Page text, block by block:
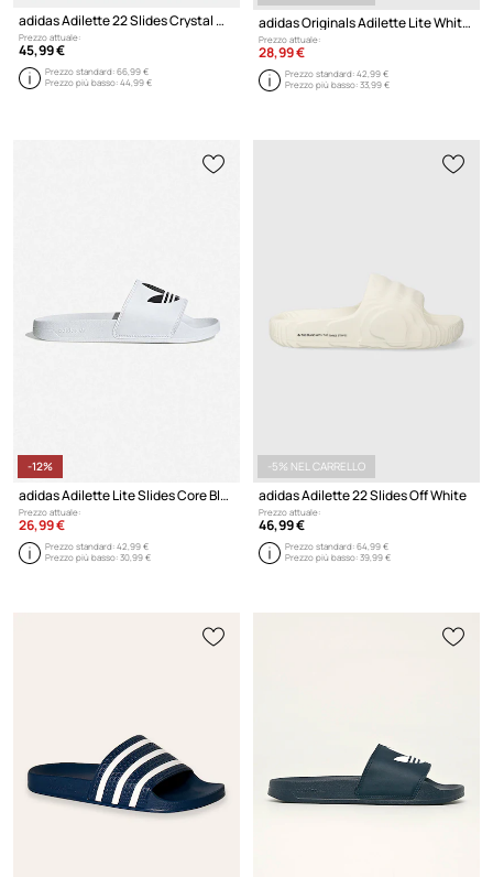
adidas Adilette 22 Slides Crystal White
Prezzo attuale:
45,99 €
Prezzo standard:66,99 €
Prezzo più basso:44,99 €
adidas Originals Adilette Lite White
Prezzo attuale:
28,99 €
Prezzo standard:42,99 €
Prezzo più basso:33,99 €
-12%
adidas Adilette Lite Slides Core Black Cloud White
Prezzo attuale:
26,99 €
Prezzo standard:42,99 €
Prezzo più basso:30,99 €
-5% NEL CARRELLO
adidas Adilette 22 Slides Off White
Prezzo attuale:
46,99 €
Prezzo standard:64,99 €
Prezzo più basso:39,99 €